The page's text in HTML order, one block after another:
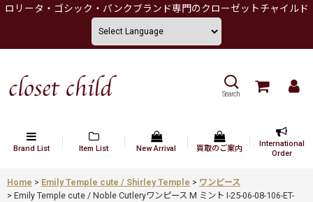
ロリータ・ゴシック・パンクブランド専門のクローゼットチャイルド
Search
Brand List Item List New Arrival 買取のご案内
International
Order
Home > Emily Temple cute / Shirley Temple > ワンピース
> Emily Temple cute / Noble Cutleryワンピース M ミント I-25-06-08-106-ET-